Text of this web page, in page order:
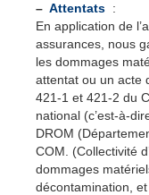
– Attentats :
En application de
assurances, nous
les dommages
attentat ou un acte
421-1 et 421-2 du
national (c’est-à-
DROM
COM. (Collectivité
dommages
décontamination,